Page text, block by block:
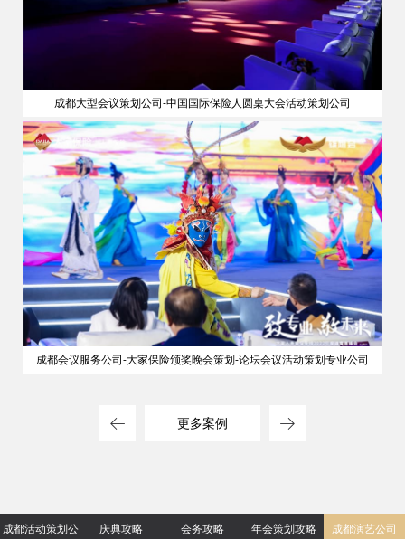
成都大型会议策划公司-中国国际保险人圆桌大会活动策划公司
成都会议服务公司-大家保险颁奖晚会策划-论坛会议活动策划专业公司
更多案例
成都活动策划公 庆典攻略 会务攻略 年会策划攻略 成都演艺公司